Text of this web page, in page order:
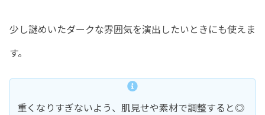
少し謎めいたダークな雰囲気を演出したいときにも使えま
す。
重くなりすぎないよう、肌見せや素材で調整すると◎